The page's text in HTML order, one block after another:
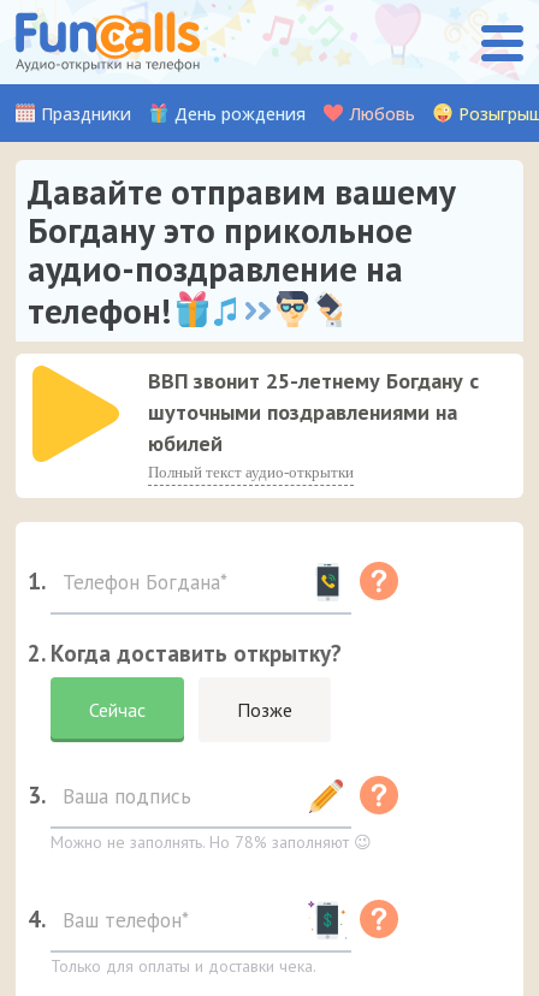
Праздники День рождения Любовь
Давайте отправим вашему
Богдану это прикольное
аудио-поздравление на
телефон!
ВВП звонит 25-летнему Богдану с
шуточными поздравлениями на
юбилей
Полный текст аудио-открытки
1.
2. Когда доставить открытку?
Сейчас Позже
3.
Можно не заполнять. Но 78% заполняют 😉
4.
Только для оплаты и доставки чека.